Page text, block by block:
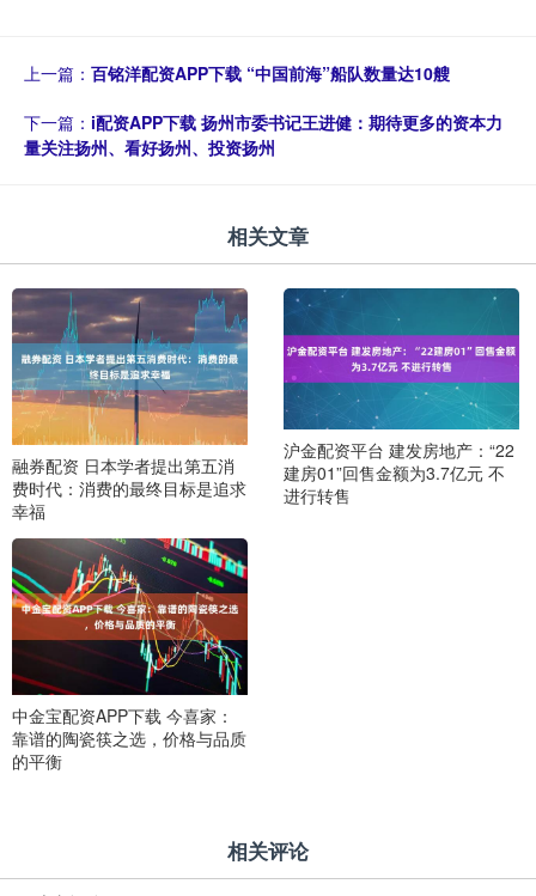
上一篇： 百铭洋配资APP下载 “中国前海”船队数量达10艘
下一篇： i配资APP下载 扬州市委书记王进健：期待更多的资本力
量关注扬州、看好扬州、投资扬州
相关文章
融券配资 日本学者提出第五消
费时代：消费的最终目标是追求
幸福
沪金配资平台 建发房地产：“22
建房01”回售金额为3.7亿元 不
进行转售
中金宝配资APP下载 今喜家：
靠谱的陶瓷筷之选，价格与品质
的平衡
相关评论